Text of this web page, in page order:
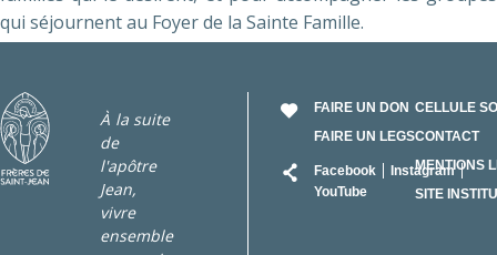
qui séjournent au Foyer de la Sainte Famille.
À la suite
de
l'apôtre
Jean,
vivre
ensemble
FAIRE UN DON
FAIRE UN LEGS
Facebook
Instagram
YouTube
CELLULE
CONTACT
MENTIONS
SITE